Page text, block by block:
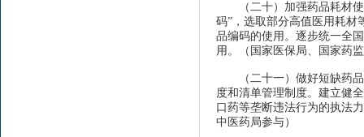
（二十）加强药品耗材使
码”，选取部分高值医用耗材
品编码的使用。逐步统一全
用。（国家医保局、国家药
（二十一）做好短缺药品
度和清单管理制度。建立健
口药等垄断违法行为的执法
中医药局参与）